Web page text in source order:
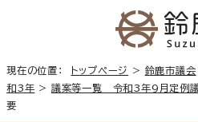
現在の位置： トップページ > 鈴鹿市議会
和3年 > 議案等一覧 令和3年9月定例
要